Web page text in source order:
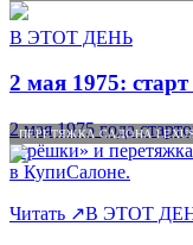
ПЕРЕТЯЖКА САЛОНА
В ЭТОТ ДЕНЬ
2 мая 1975:
2 мая 1975 года
«трёшки» и
в КупиСалоне.
Читать ↗В ЭТОТ